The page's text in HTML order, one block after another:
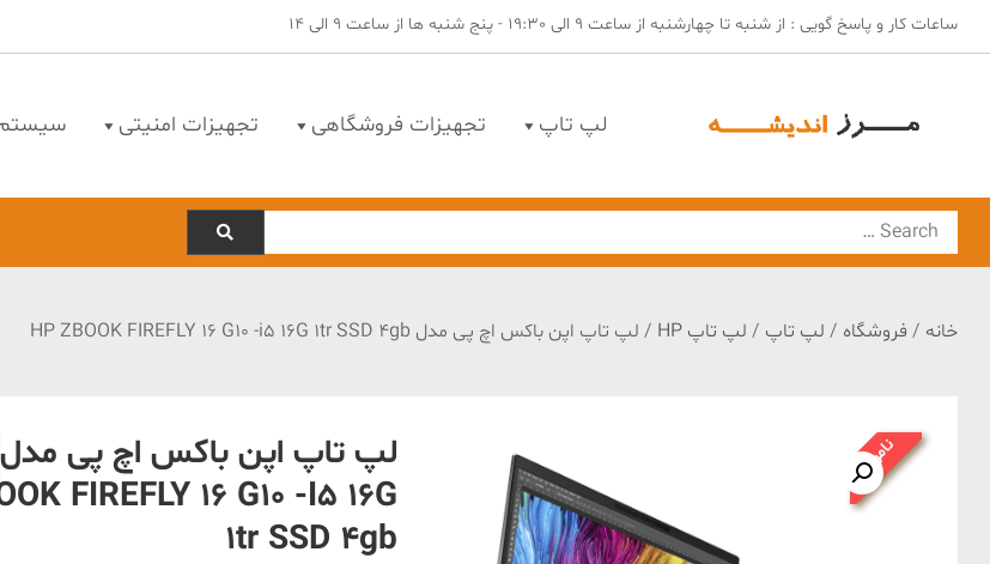
to
ساعات کار و پاسخ گویی : از شنبه تا چهارشنبه از ساعت 9 الی 19:30 - پنج شنبه ها از ساعت 9 الی 14
لپ تاپ تجهیزات فروشگاهی تجهیزات امنیتی سیستم
Search
for:
خانه / فروشگاه / لپ تاپ / لپ تاپ HP / لپ تاپ اپن باکس اچ پی مدل HP ZBOOK FIREFLY 16 G10 -i5 16G 1tr SSD 4gb
ناموجود
FIREFLY 16 G10 -i5 16G
1tr SSD 4gb